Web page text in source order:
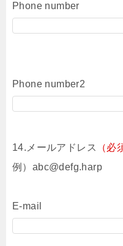
Phone number
Phone number2
14.メールアドレス
（必
例）abc@defg.harp
E-mail